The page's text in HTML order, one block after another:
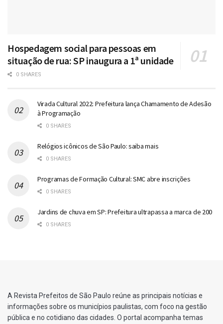
Hospedagem social para pessoas em
situação de rua: SP inaugura a 1ª unidade
0 SHARES
Virada Cultural 2022: Prefeitura lança Chamamento de Adesão
à Programação
0 SHARES
Relógios icônicos de São Paulo: saiba mais
0 SHARES
Programas de Formação Cultural: SMC abre inscrições
0 SHARES
Jardins de chuva em SP: Prefeitura ultrapassa a marca de 200
0 SHARES
A Revista Prefeitos de São Paulo reúne as principais notícias e
informações sobre os municípios paulistas, com foco na gestão
pública e no cotidiano das cidades. O portal acompanha temas